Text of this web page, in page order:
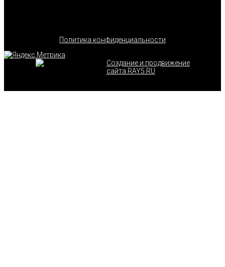
Политика конфиденциальности
Создание и продвижение
сайта RAY5.RU